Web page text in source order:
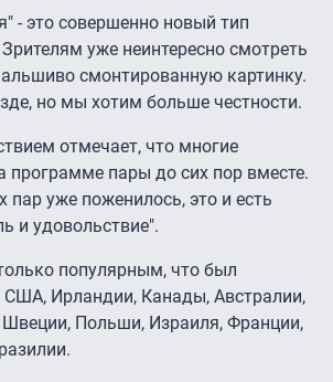
- это совершенно новый тип
уже неинтересно смотреть
смонтированную картинку.
но мы хотим больше честности.
отмечает, что многие
программе пары до сих пор вместе.
пар уже поженилось, это и есть
и удовольствие".
популярным, что был
США, Ирландии, Канады, Австралии,
Швеции, Польши, Израиля, Франции,